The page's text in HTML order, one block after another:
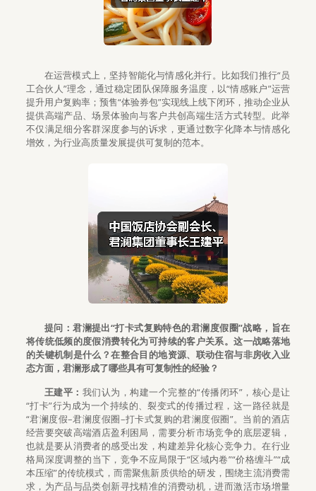
在运营模式上，坚持智能化与情感化并行。比如我们推行“员
工合伙人”理念，通过稳定团队保障服务温度，以“情感账户”运营
提升用户复购率；预售“体验券包”实现线上线下闭环，推动企业从
提供高端产品、场景体验向与客户共创高端生活方式转型。此举
不仅满足细分客群深度参与的诉求，更通过数字化降本与情感化
增效，为行业高质量发展提供可复制的范本。
提问：君澜提出“打卡式复购特色的君澜度假圈”战略，旨在
将传统低频的度假消费转化为可持续的客户关系。这一战略落地
的关键机制是什么？在整合目的地资源、联动住宿与非房收入业
态方面，君澜形成了哪些具有可复制性的经验？
王建平： 我们认为，构建一个完整的“传播闭环”，核心是让
“打卡”行为成为一个持续的、裂变式的传播过程，这一路径就是
“君澜度假–君澜度假圈–打卡式复购的君澜度假圈”。当前的酒店
经营要突破高端酒店盈利困局，需要分析市场竞争的底层逻辑，
也就是要从消费者的感受出发，构建差异化核心竞争力。在行业
格局深度调整的当下，竞争不应局限于“区域内卷”“价格缠斗”“成
本压缩”的传统模式，而需聚焦新质供给的研发，围绕主流消费需
求，为产品与品类创新寻找精准的消费动机，进而激活市场增量